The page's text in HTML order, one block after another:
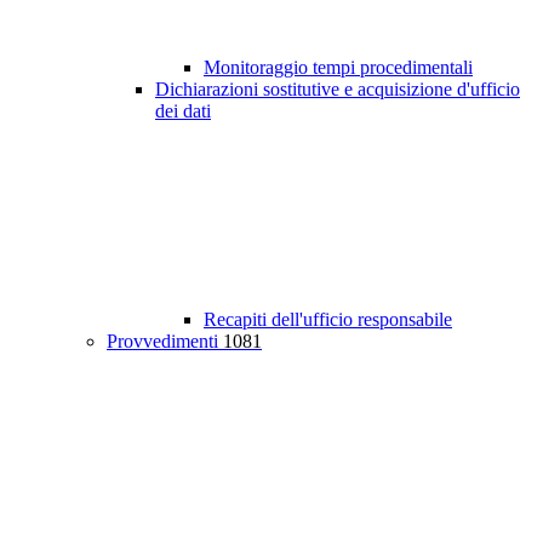
Monitoraggio tempi procedimentali
Dichiarazioni sostitutive e acquisizione d'ufficio
dei dati
Recapiti dell'ufficio responsabile
Provvedimenti 1081